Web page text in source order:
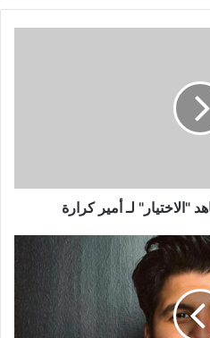
"الاختيار" لـ أمير كرارة